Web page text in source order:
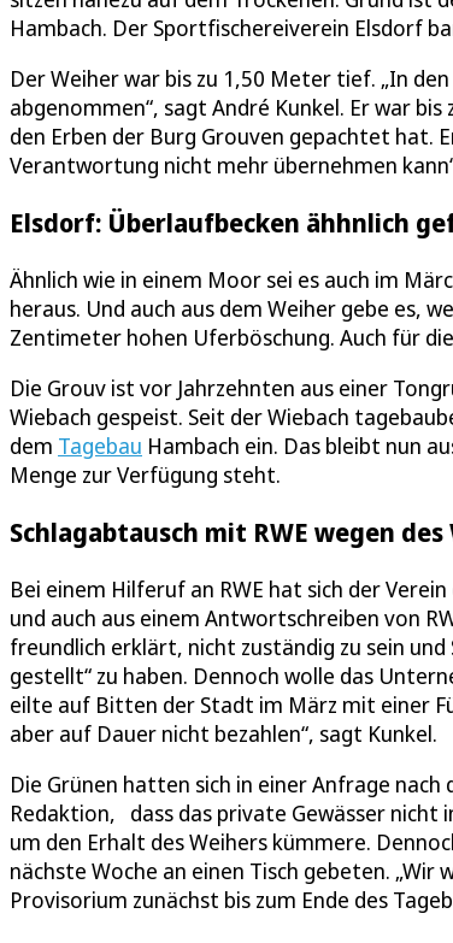
Hambach. Der Sportfischereiverein Elsdorf
Der Weiher war bis zu 1,50 Meter tief. „In
abgenommen“, sagt André Kunkel. Er war
den Erben der Burg Grouven gepachtet hat.
Verantwortung nicht mehr übernehmen
Elsdorf: Überlaufbecken ähhnlich
Ähnlich wie in einem Moor sei es auch im
heraus. Und auch aus dem Weiher gebe es,
Zentimeter hohen Uferböschung. Auch für
Die Grouv ist vor Jahrzehnten aus einer
Wiebach gespeist. Seit der Wiebach
dem Tagebau Hambach ein. Das bleibt nun
Menge zur Verfügung steht.
Schlagabtausch mit RWE wegen des
Bei einem Hilferuf an RWE hat sich der
und auch aus einem Antwortschreiben von
freundlich erklärt, nicht zuständig zu sein
gestellt“ zu haben. Dennoch wolle das
eilte auf Bitten der Stadt im März mit einer
aber auf Dauer nicht bezahlen“, sagt Kunkel.
Die Grünen hatten sich in einer Anfrage
Redaktion, dass das private Gewässer
um den Erhalt des Weihers kümmere.
nächste Woche an einen Tisch gebeten. „Wir
Provisorium zunächst bis zum Ende des